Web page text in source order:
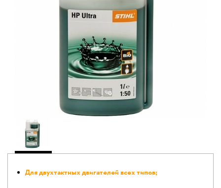
Для двухтактных двигателей всех типов;